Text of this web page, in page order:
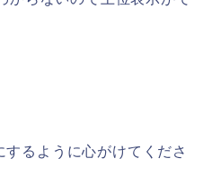
るように心がけてくださ